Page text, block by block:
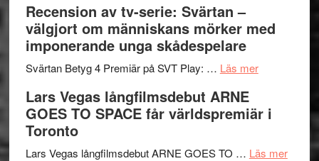
rolig
spännande
Jackie
i
valet
Vem
styra
Recension av tv-serie: Svärtan –
välgjort om människans mörker med
imponerande unga skådespelare
Svärtan Betyg 4 Premiär på SVT Play: … Läs merom
tv-
Svärtan
Lars Vegas långfilmsdebut ARNE
GOES TO SPACE får världspremiär i
Toronto
Lars Vegas långfilmsdebut ARNE GOES TO … Läs merom